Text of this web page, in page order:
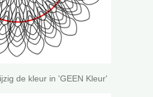
de kleur in 'GEEN Kleur'